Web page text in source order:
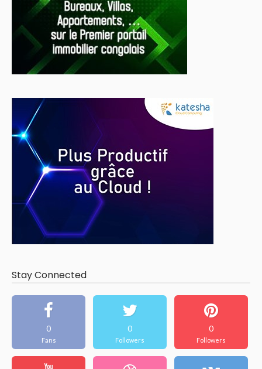
Stay Connected
0
Fans
0
Followers
0
Followers